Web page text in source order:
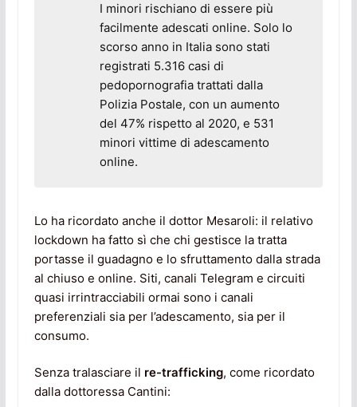
I minori rischiano di essere più
facilmente adescati online. Solo lo
scorso anno in Italia sono stati
registrati 5.316 casi di
pedopornografia trattati dalla
Polizia Postale, con un aumento
del 47% rispetto al 2020, e 531
minori vittime di adescamento
online.
Lo ha ricordato anche il dottor Mesaroli: il relativo
lockdown ha fatto sì che chi gestisce la tratta
portasse il guadagno e lo sfruttamento dalla strada
al chiuso e online. Siti, canali Telegram e circuiti
quasi irrintracciabili ormai sono i canali
preferenziali sia per l’adescamento, sia per il
consumo.
Senza tralasciare il re-trafficking, come ricordato
dalla dottoressa Cantini: